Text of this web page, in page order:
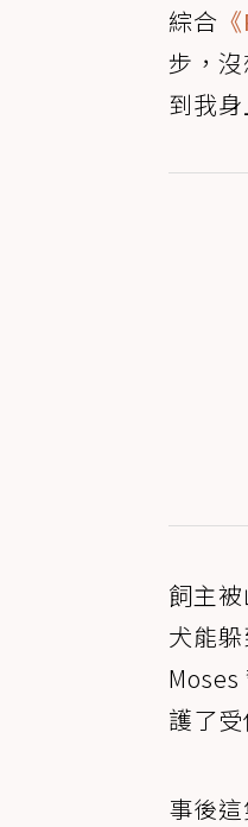
綜合
步，
到我
飼主
犬能
護了受
事後